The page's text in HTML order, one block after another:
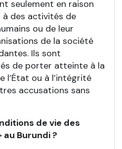
seulement en raison
des activités de
ou de leur
de la société
Ils sont
de porter atteinte à la
l’État ou à l’intégrité
accusations sans
de vie des
au Burundi ?